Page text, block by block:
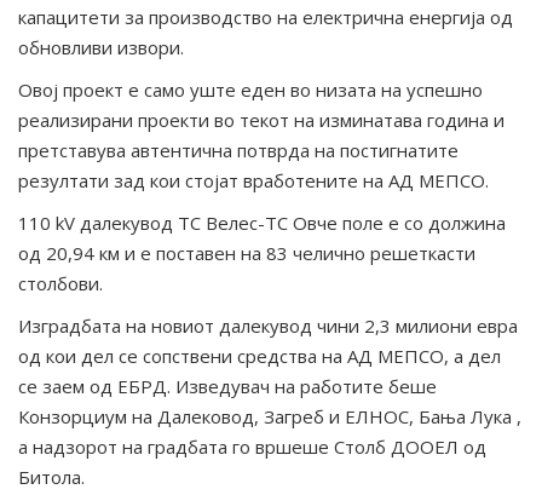
капацитети за производство на електрична енергија од
обновливи извори.
Овој проект е само уште еден во низата на успешно
реализирани проекти во текот на изминатава година и
претставува автентична потврда на постигнатите
резултати зад кои стојат вработените на АД МЕПСО.
110 kV далекувод ТС Велес-ТС Овче поле е со должина
од 20,94 км и е поставен на 83 челично решеткасти
столбови.
Изградбата на новиот далекувод чини 2,3 милиони евра
од кои дел се сопствени средства на АД МЕПСО, а дел
се заем од ЕБРД. Изведувач на работите беше
Конзорциум на Далековод, Загреб и ЕЛНОС, Бања Лука ,
а надзорот на градбата го вршеше Столб ДООЕЛ од
Битола.